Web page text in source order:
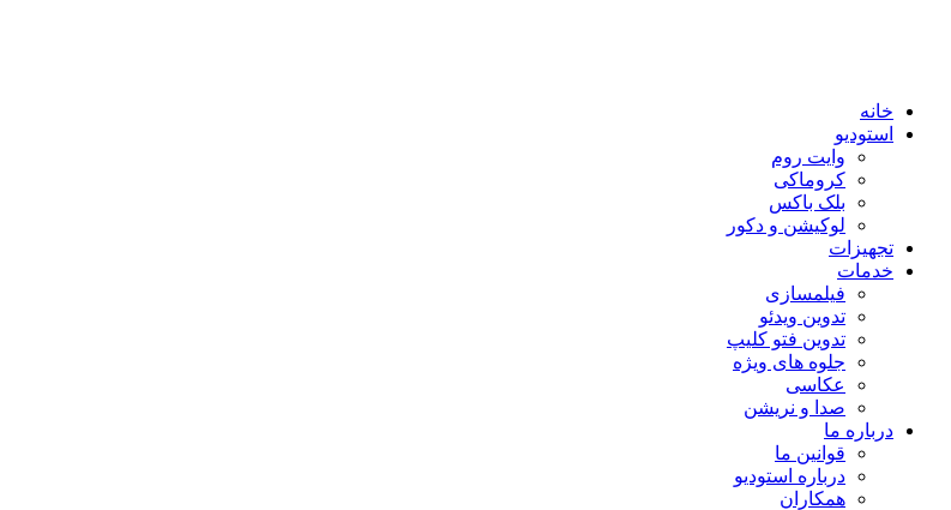
خانه
استودیو
وایت روم
کروماکی
بلک باکس
لوکیشن و دکور
تجهیزات
خدمات
فیلمسازی
تدوین ویدئو
تدوین فتو کلیپ
جلوه های ویژه
عکاسی
صدا و نریشن
درباره ما
قوانین ما
درباره استودیو
همکاران